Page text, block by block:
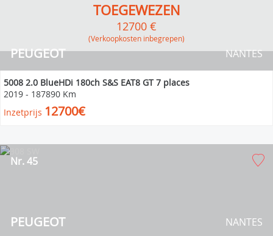
PEUGEOT NANTES
TOEGEWEZEN
12700 €
(verkoopkosten inbegrepen)
5008 2.0 BlueHDi 180ch S&S EAT8 GT 7 places
2019 - 187890 Km
Inzetprijs 12700€
PEUGEOT
Nr. 45
NANTES